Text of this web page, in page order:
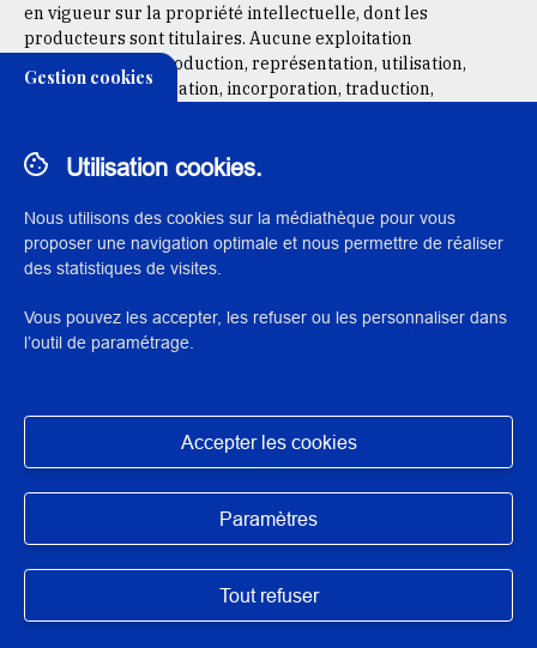
en vigueur sur la propriété intellectuelle, dont les
producteurs sont titulaires. Aucune exploitation
commerciale, reproduction, représentation, utilisation,
adaptation, modification, incorporation, traduction,
préalable et écrit des ayants droit, à l’exception de
dispositions différentes voire plus restrictives du Code de la
propriété intellectuelle.
© 2023 Institut national du patrimoine
Exposition des données
Mentions légales
Accessibilité : partiellement conforme
Gestion cookies
Utilisation cookies.
Nous utilisons des cookies sur la médiathèque pour vous
proposer une navigation optimale et nous permettre de réaliser
des statistiques de visites.
Vous pouvez les accepter, les refuser ou les personnaliser dans
l’outil de paramétrage.
Accepter les cookies
Paramètres
Tout refuser